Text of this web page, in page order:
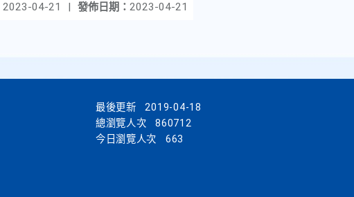
發佈日期： 2023-04-21
2023-04-21 |
最後更新
2019-04-18
總瀏覽人次
860712
今日瀏覽人次
663